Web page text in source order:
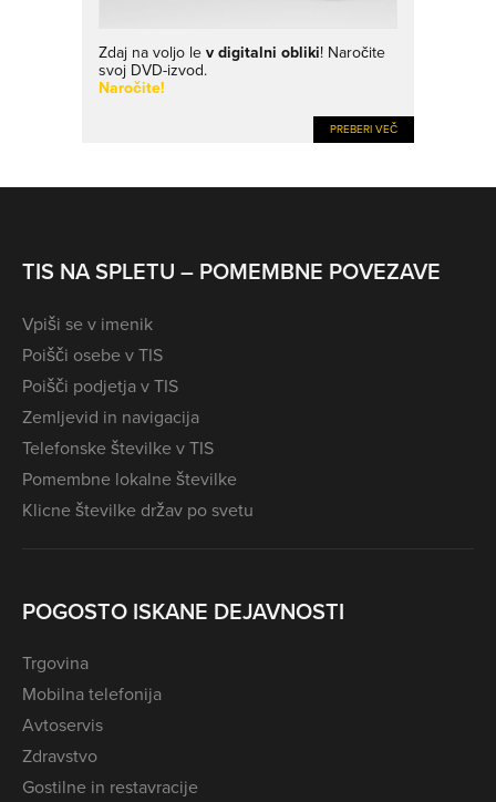
Zdaj na voljo lev digitalni obliki! Naročite
svoj DVD-izvod.
Naročite!
PREBERI VEČ
TIS NA SPLETU – POMEMBNE POVEZAVE
Vpiši se v imenik
Poišči osebe v TIS
Poišči podjetja v TIS
Zemljevid in navigacija
Telefonske številke v TIS
Pomembne lokalne številke
Klicne številke držav po svetu
POGOSTO ISKANE DEJAVNOSTI
Trgovina
Mobilna telefonija
Avtoservis
Zdravstvo
Gostilne in restavracije